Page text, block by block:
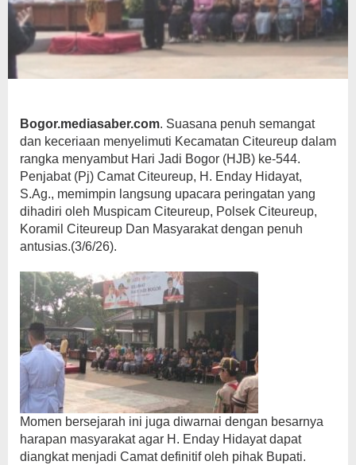
Bogor.mediasaber.com. Suasana penuh semangat
dan keceriaan menyelimuti Kecamatan Citeureup dalam
rangka menyambut Hari Jadi Bogor (HJB) ke-544.
Penjabat (Pj) Camat Citeureup, H. Enday Hidayat,
S.Ag., memimpin langsung upacara peringatan yang
dihadiri oleh Muspicam Citeureup, Polsek Citeureup,
Koramil Citeureup Dan Masyarakat dengan penuh
antusias.(3/6/26).
​Momen bersejarah ini juga diwarnai dengan besarnya
harapan masyarakat agar H. Enday Hidayat dapat
diangkat menjadi Camat definitif oleh pihak Bupati.